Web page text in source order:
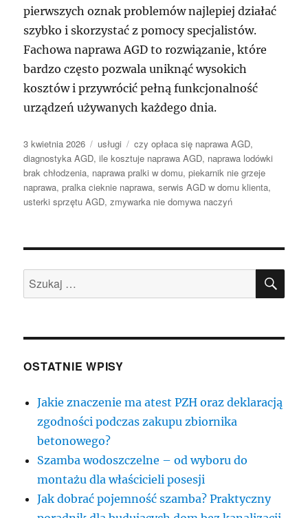
pierwszych oznak problemów najlepiej działać
szybko i skorzystać z pomocy specjalistów.
Fachowa naprawa AGD to rozwiązanie, które
bardzo często pozwala uniknąć wysokich
kosztów i przywrócić pełną funkcjonalność
urządzeń używanych każdego dnia.
Data
publikacji
3 kwietnia 2026 Kategorie
usługi Tagi
czy opłaca się naprawa AGD,
diagnostyka AGD,ile kosztuje naprawa AGD, naprawa lodówki
brak chłodzenia, naprawa pralki w domu,piekarnik nie grzeje
naprawa,pralka cieknie naprawa,serwis AGD w domu klienta,
usterki sprzętu AGD,zmywarka nie domywa naczyń
Szukaj:
OSTATNIE WPISY
Jakie znaczenie ma atest PZH oraz deklaracją
zgodności podczas zakupu zbiornika
betonowego?
Szamba wodoszczelne – od wyboru do
montażu dla właścicieli posesji
Jak dobrać pojemność szamba? Praktyczny